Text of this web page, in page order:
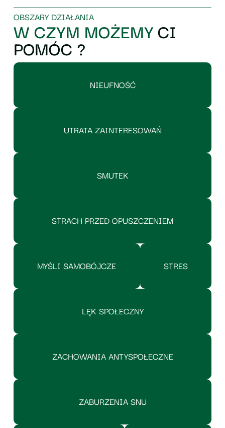
OBSZARY DZIAŁANIA
W CZYM MOŻEMYCI
POMÓC ?
NIEUFNOŚĆ
UTRATA ZAINTERESOWAŃ
SMUTEK
STRACH PRZED OPUSZCZENIEM
MYŚLI SAMOBÓJCZE STRES
LĘK SPOŁECZNY
ZACHOWANIA ANTYSPOŁECZNE
ZABURZENIA SNU